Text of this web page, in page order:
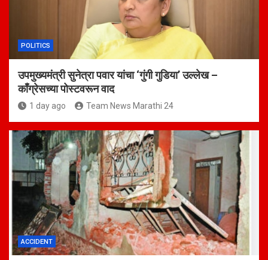
POLITICS
उपमुख्यमंत्री सुनेत्रा पवार यांचा ‘गुंगी गुडिया’ उल्लेख –
काँग्रेसच्या पोस्टवरून वाद
1 day ago Team News Marathi 24
ACCIDENT